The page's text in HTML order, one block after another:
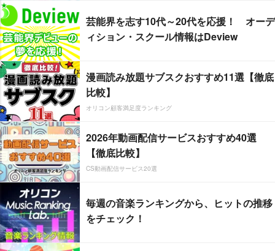
芸能界を志す10代～20代を応援！ オーデ
ィション・スクール情報はDeview
漫画読み放題サブスクおすすめ11選【徹底
比較】
オリコン顧客満足度ランキング
2026年動画配信サービスおすすめ40選
【徹底比較】
CS動画配信サービス20選
毎週の音楽ランキングから、ヒットの推移
をチェック！